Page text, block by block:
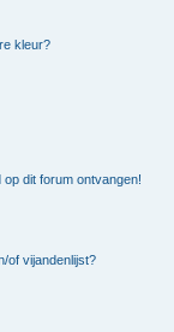
kleur?
dit forum ontvangen!
of vijandenlijst?